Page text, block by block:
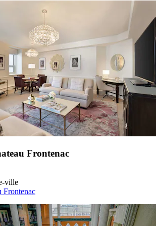
Frontenac
ville
Frontenac